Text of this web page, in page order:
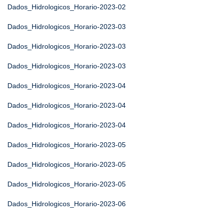
Dados_Hidrologicos_Horario-2023-02
Dados_Hidrologicos_Horario-2023-03
Dados_Hidrologicos_Horario-2023-03
Dados_Hidrologicos_Horario-2023-03
Dados_Hidrologicos_Horario-2023-04
Dados_Hidrologicos_Horario-2023-04
Dados_Hidrologicos_Horario-2023-04
Dados_Hidrologicos_Horario-2023-05
Dados_Hidrologicos_Horario-2023-05
Dados_Hidrologicos_Horario-2023-05
Dados_Hidrologicos_Horario-2023-06